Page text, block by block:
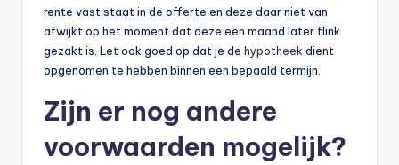
rente vast staat in de offerte en deze daar niet van
afwijkt op het moment dat deze een maand later flink
gezakt is. Let ook goed op dat je de hypotheek dient
opgenomen te hebben binnen een bepaald termijn.
Zijn er nog andere
voorwaarden mogelijk?